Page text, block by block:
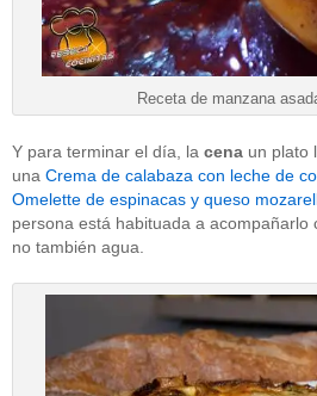
Receta de manzana
Y para terminar el día, la cena un plato
una Crema de calabaza con leche de
Omelette de espinacas y queso
persona está habituada a acompañarlo
no también agua.